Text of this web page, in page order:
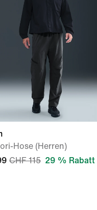
Hose (Herren)
CHF 115 29 % Rabatt